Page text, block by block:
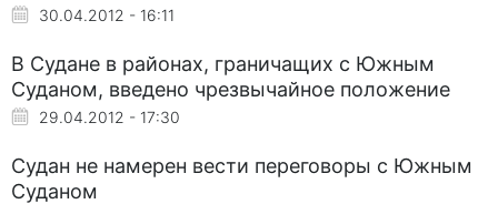
30.04.2012 - 16:11
В Судане в районах, граничащих с Южным
Суданом, введено чрезвычайное положение
29.04.2012 - 17:30
Судан не намерен вести переговоры с Южным
Суданом